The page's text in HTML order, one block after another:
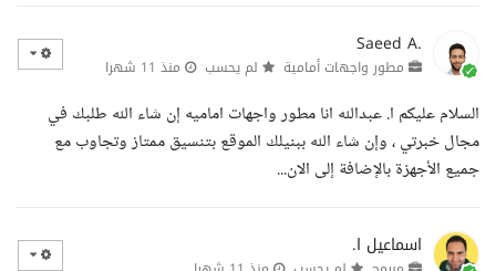
Saeed A.
مطور واجهات أمامية لم يحسب منذ 11 شهرا
السلام عليكم ا. عبدالله انا مطور واجهات اماميه إن شاء الله طلبك في
مجال خبرتي ، وإن شاء الله ببنيلك الموقع بتنسيق ممتاز وتجاوب مع
جميع الأجهزة بالإضافة إلى الان...
اسماعيل ا.